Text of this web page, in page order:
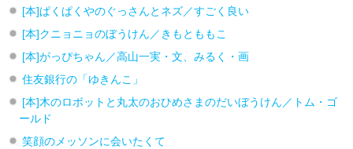
[本]ぱくぱくやのぐっさんとネズ／すごく良い
[本]クニョニョのぼうけん／きもとももこ
[本]がっぴちゃん／高山一実・文、みるく・画
住友銀行の「ゆきんこ」
[本]木のロボットと丸太のおひめさまのだいぼうけん／トム・ゴ
ールド
笑顔のメッソンに会いたくて